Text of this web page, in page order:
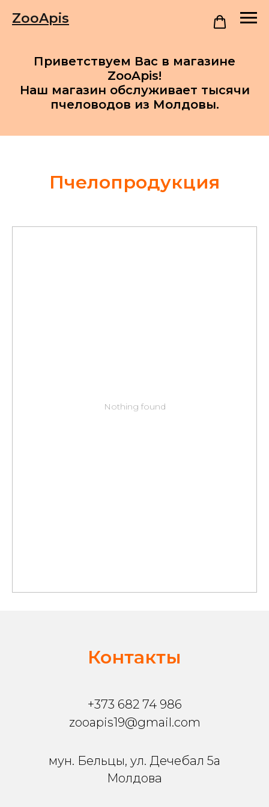
ZooApis
Приветствуем Вас в магазине
ZooApis!
Наш магазин обслуживает тысячи
пчеловодов из Молдовы.
Пчелопродукция
Nothing found
Контакты
+373 682 74 986
zooapis19@gmail.com
мун. Бельцы, ул. Дечебал 5a
Молдова